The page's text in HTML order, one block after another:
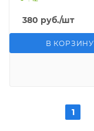
380 руб./шт
В КОРЗИНУ
1